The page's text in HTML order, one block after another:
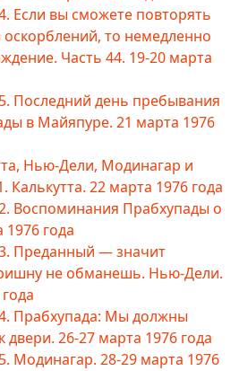
Если вы сможете повторять
то немедленно
Часть 44. 19-20 марта
Последний день пребывания
в Майяпуре. 21 марта 1976
Нью-Дели, Модинагар и
Калькутта. 22 марта 1976 года
Воспоминания Прабхупады о
1976 года
Преданный — значит
не обманешь. Нью-Дели.
Прабхупада: Мы должны
двери. 26-27 марта 1976 года
Модинагар. 28-29 марта 1976